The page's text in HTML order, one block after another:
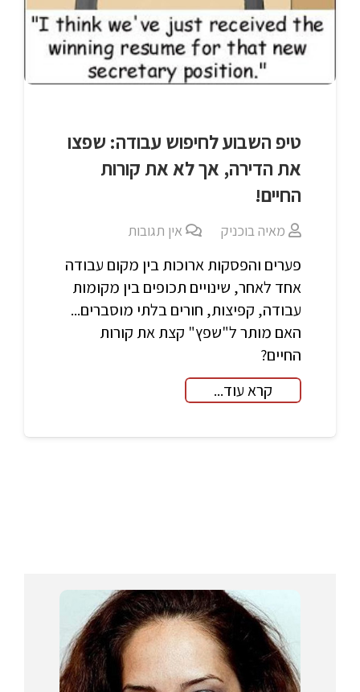
טיפ השבוע לחיפוש עבודה: שפצו
את הדירה, אך לא את קורות
החיים!
מאיה בוכניק אין תגובות
פערים והפסקות ארוכות בין מקום עבודה
אחד לאחר, שינויים תכופים בין מקומות
עבודה, קפיצות, חורים בלתי מוסברים...
האם מותר ל"שפץ" קצת את קורות
החיים?
קרא עוד...